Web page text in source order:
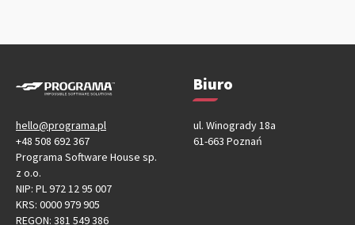
hello@programa.pl
+48 508 692 367
Programa Software House sp.
z o.o.
NIP: PL 972 12 95 007
KRS: 0000 979 905
REGON: 381 549 386
Biuro
ul. Winogrady 18a
61-663 Poznań